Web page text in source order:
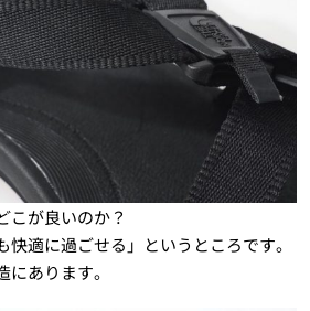
こが良いのか？
適に過ごせる」というところです。
あります。